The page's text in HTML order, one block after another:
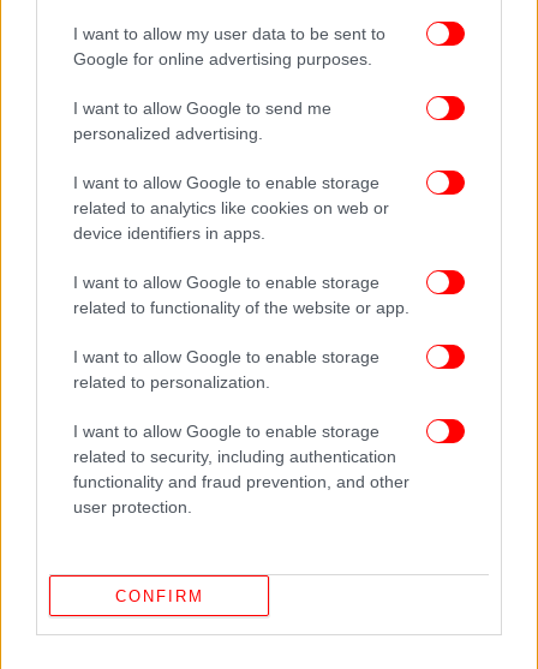
I want to allow my user data to be sent to
Google for online advertising purposes.
I want to allow Google to send me
personalized advertising.
I want to allow Google to enable storage
related to analytics like cookies on web or
device identifiers in apps.
I want to allow Google to enable storage
related to functionality of the website or app.
I want to allow Google to enable storage
related to personalization.
I want to allow Google to enable storage
related to security, including authentication
functionality and fraud prevention, and other
user protection.
CONFIRM
κάτι να χάσω».
Στη Μήλο
που μέχρι πρότινος δεν είχαν φωνή. Η Μήλος είναι
μια τέτοια περίπτωση. Ο Αντώνης Μάλλης, που
«τρέχει» από το 2011 ένα τουριστικό πρακτορείο με